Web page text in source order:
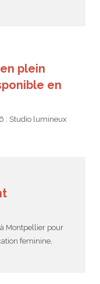
plein
en
: Studio lumineux
Montpellier pour
feminine,